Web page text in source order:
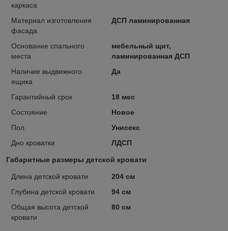
каркаса
Материал изготовления
фасада
ДСП ламинированная
Основание спального
места
мебельный щит,
ламинированная ДСП
Наличие выдвижного
ящика
Да
Гарантийный срок
18 мес
Состояние
Новое
Пол
Унисекс
Дно кроватки
ЛДСП
Габаритные размеры детской кровати
Длина детской кровати
204 см
Глубина детской кровати
94 см
Общая высота детской
кровати
80 см